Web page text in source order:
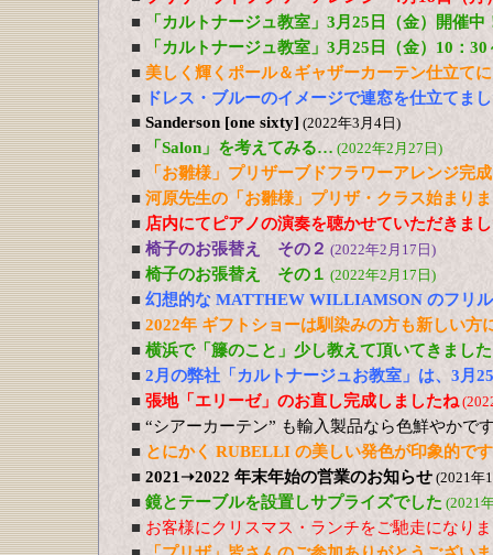
■
「カルトナージュ教室」3月25日（金）開催中
■
「カルトナージュ教室」3月25日（金）10：
■ 美しく輝くポール＆ギャザーカーテン仕立て
■
ドレス・ブルーのイメージで連窓を仕立てま
■ Sanderson [one sixty] (2022年3月4日)
■ 「Salon」を考えてみる… (2022年2月27日)
■
「お雛様」プリザーブドフラワーアレンジ完
■ 河原先生の「お雛様」プリザ・クラス始まり
■ 店内にてピアノの演奏を聴かせていただきま
■ 椅子のお張替え その２ (2022年2月17日)
■ 椅子のお張替え その１ (2022年2月17日)
■ 幻想的な MATTHEW WILLIAMSON のフリ
■ 2022年 ギフトショーは馴染みの方も新しい方
■ 横浜で「籐のこと」少し教えて頂いてきまし
■ 2月の弊社「カルトナージュお教室」は、3月
■ 張地「エリーゼ」のお直し完成しましたね
■ “シアーカーテン” も輸入製品なら色鮮やかで
■ とにかく RUBELLI の美しい発色が印象的です
■ 2021➝2022 年末年始の営業のお知らせ (2021年
■ 鏡とテーブルを設置しサプライズでした (2021
■ お客様にクリスマス・ランチをご馳走になり